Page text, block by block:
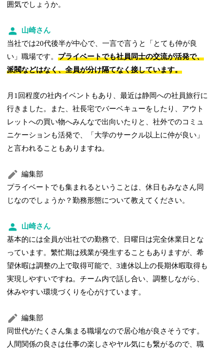
囲気でしょうか。
山崎さん
当社では20代後半が中心で、一言で言うと「とても仲が良
い」職場です。プライベートでも社員同士の交流が活発で、
派閥などはなく、全員が分け隔てなく接しています。
月1回程度の社内イベントもあり、最近は静岡への社員旅行に
行きました。また、社長宅でバーベキューをしたり、アウト
レットへの買い物へみんなで出向いたりと、社外でのコミュ
ニケーションも活発で、「大学のサークル以上に仲が良い」
と言われることもありますね。
編集部
プライベートでも集まれるということは、休日もみなさん同
じなのでしょうか？勤務形態について教えてください。
山崎さん
基本的には全員が出社での勤務で、日曜日は完全休業日とな
っています。繁忙期は残業が発生することもありますが、希
望休暇は調整の上で取得可能で、3連休以上の長期休暇取得も
実現しやすいですね。チーム内で話し合い、調整しながら、
休みやすい環境づくりを心がけています。
編集部
同世代がたくさん集まる職場なので居心地が良さそうです。
人間関係の良さは仕事の楽しさやヤル気にも繋がるので、職